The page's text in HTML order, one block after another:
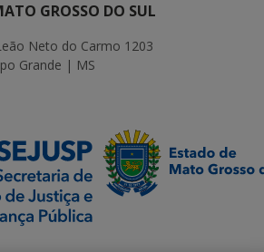
GROSSO DO SUL
Neto do Carmo 1203
Grande | MS